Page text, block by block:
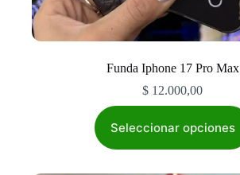
Funda Iphone 17 Pro Max
$ 12.000,00
Seleccionar opciones
producto